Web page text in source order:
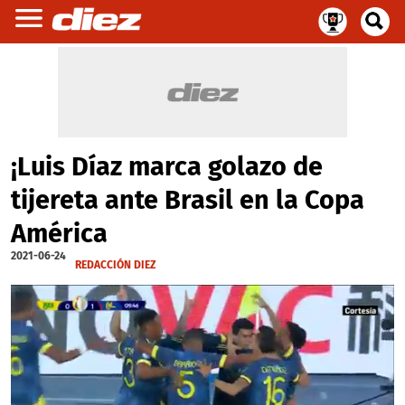
¡Luis Díaz marca golazo de
tijereta ante Brasil en la Copa
América
2021-06-24
REDACCIÓN DIEZ